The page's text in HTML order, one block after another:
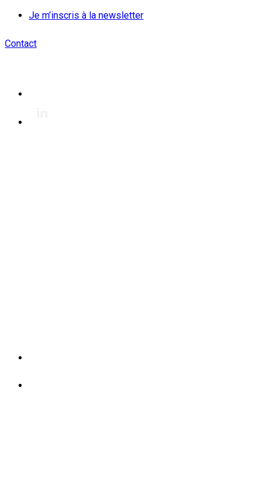
Je m’inscris à la newsletter
Contact